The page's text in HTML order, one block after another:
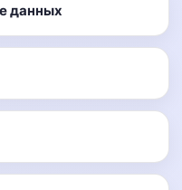
данных